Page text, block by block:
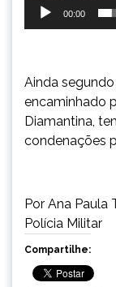
00:00
Ainda
encaminhado
Diamantina,
condenações
Por Ana
Polícia Militar
Compartilhe: